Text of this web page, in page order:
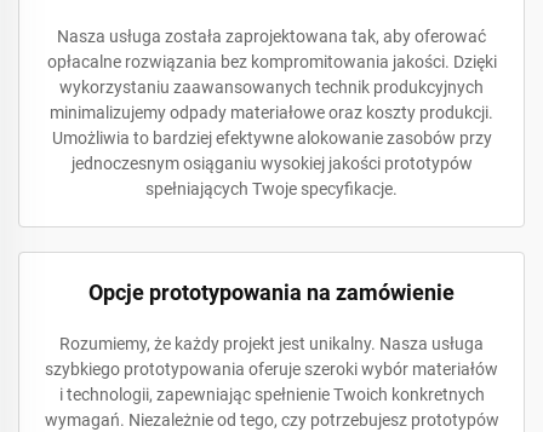
Nasza usługa została zaprojektowana tak, aby oferować
opłacalne rozwiązania bez kompromitowania jakości. Dzięki
wykorzystaniu zaawansowanych technik produkcyjnych
minimalizujemy odpady materiałowe oraz koszty produkcji.
Umożliwia to bardziej efektywne alokowanie zasobów przy
jednoczesnym osiąganiu wysokiej jakości prototypów
spełniających Twoje specyfikacje.
Opcje prototypowania na zamówienie
Rozumiemy, że każdy projekt jest unikalny. Nasza usługa
szybkiego prototypowania oferuje szeroki wybór materiałów
i technologii, zapewniając spełnienie Twoich konkretnych
wymagań. Niezależnie od tego, czy potrzebujesz prototypów